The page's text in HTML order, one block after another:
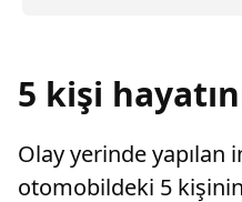
5 kişi
Olay yerinde yapılan
otomobildeki 5